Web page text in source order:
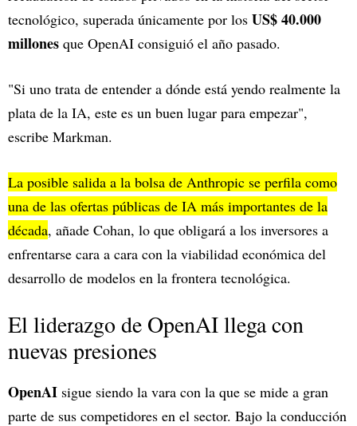
tecnológico, superada únicamente por los US$ 40.000
millones que OpenAI consiguió el año pasado.
"Si uno trata de entender a dónde está yendo realmente la
plata de la IA, este es un buen lugar para empezar",
escribe Markman.
La posible salida a la bolsa de Anthropic se perfila como
una de las ofertas públicas de IA más importantes de la
década, añade Cohan, lo que obligará a los inversores a
enfrentarse cara a cara con la viabilidad económica del
desarrollo de modelos en la frontera tecnológica.
El liderazgo de OpenAI llega con
nuevas presiones
OpenAI sigue siendo la vara con la que se mide a gran
parte de sus competidores en el sector. Bajo la conducción